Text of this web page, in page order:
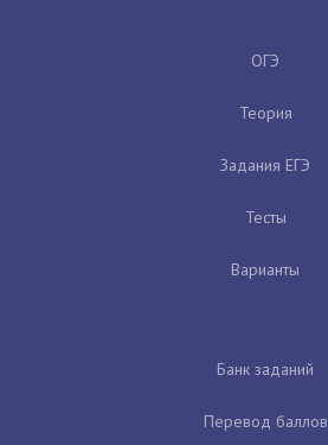
ОГЭ
Теория
Задания ЕГЭ
Тесты
Варианты
Банк заданий
Перевод баллов